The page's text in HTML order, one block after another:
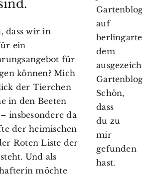
dass wir in
ein
für
können? Mich
der Tierchen
in den Beeten
insbesondere da
der heimischen
Roten Liste der
Und als
möchte
auf
dem
Schön,
dass
du zu
mir
gefunden
hast.